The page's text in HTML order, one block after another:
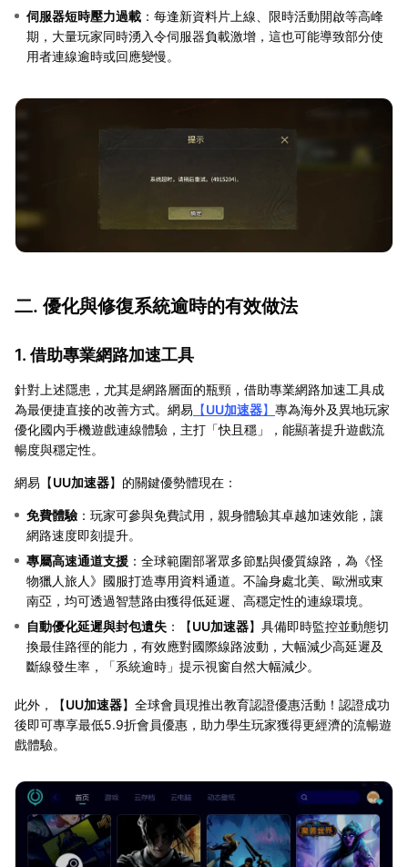
伺服器短時壓力過載 ：每逢新資料片上線、限時活動開啟等高峰
期，大量玩家同時湧入令伺服器負載激增，這也可能導致部分使
用者連線逾時或回應變慢。
二. 優化與修復系統逾時的有效做法
1. 借助專業網路加速工具
針對上述隱患，尤其是網路層面的瓶頸，借助專業網路加速工具成
為最便捷直接的改善方式。網易 【UU加速器】 專為海外及異地玩家
優化國内手機遊戲連線體驗，主打「快且穩」，能顯著提升遊戲流
暢度與穩定性。
網易【UU加速器】的關鍵優勢體現在：
免費體驗 ：玩家可參與免費試用，親身體驗其卓越加速效能，讓
網路速度即刻提升。
專屬高速通道支援 ：全球範圍部署眾多節點與優質線路，為《怪
物獵人旅人》國服打造專用資料通道。不論身處北美、歐洲或東
南亞，均可透過智慧路由獲得低延遲、高穩定性的連線環境。
自動優化延遲與封包遺失 ：【UU加速器】具備即時監控並動態切
換最佳路徑的能力，有效應對國際線路波動，大幅減少高延遲及
斷線發生率，「系統逾時」提示視窗自然大幅減少。
此外，【UU加速器】全球會員現推出教育認證優惠活動！認證成功
後即可專享最低5.9折會員優惠，助力學生玩家獲得更經濟的流暢遊
戲體驗。